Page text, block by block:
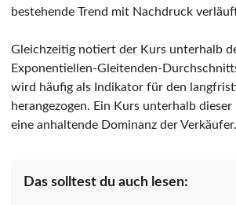
bestehende Trend mit Nachdruck
Gleichzeitig notiert der Kurs unterhalb
Exponentiellen-Gleitenden-
wird häufig als Indikator für den
herangezogen. Ein Kurs unterhalb
eine anhaltende Dominanz der Verkäufer.
Das solltest du auch lesen: